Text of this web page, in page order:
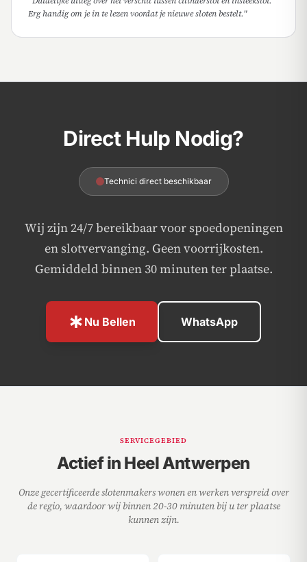
Erg handig om je in te lezen voordat je nieuwe sloten bestelt."
Direct Hulp Nodig?
Technici direct beschikbaar
Wij zijn 24/7 bereikbaar voor spoedopeningen
en slotvervanging. Geen voorrijkosten.
Gemiddeld binnen 30 minuten ter plaatse.
emergency Nu Bellen WhatsApp
SERVICEGEBIED
Actief in Heel Antwerpen
Onze gecertificeerde slotenmakers wonen en werken verspreid over
de regio, waardoor wij binnen 20-30 minuten bij u ter plaatse
kunnen zijn.